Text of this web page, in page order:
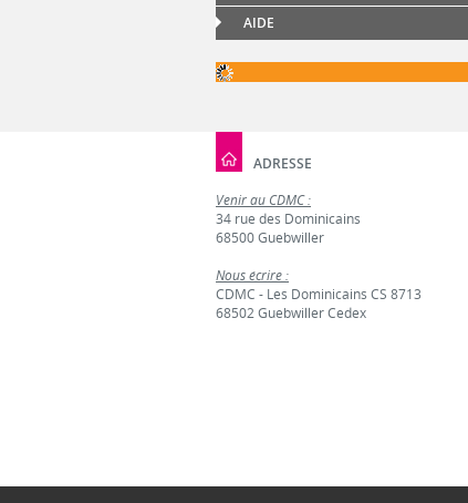
AIDE
ADRESSE
Venir au CDMC :
34 rue des Dominicains
68500 Guebwiller
Nous écrire :
CDMC - Les Dominicains CS 8713
68502 Guebwiller Cedex